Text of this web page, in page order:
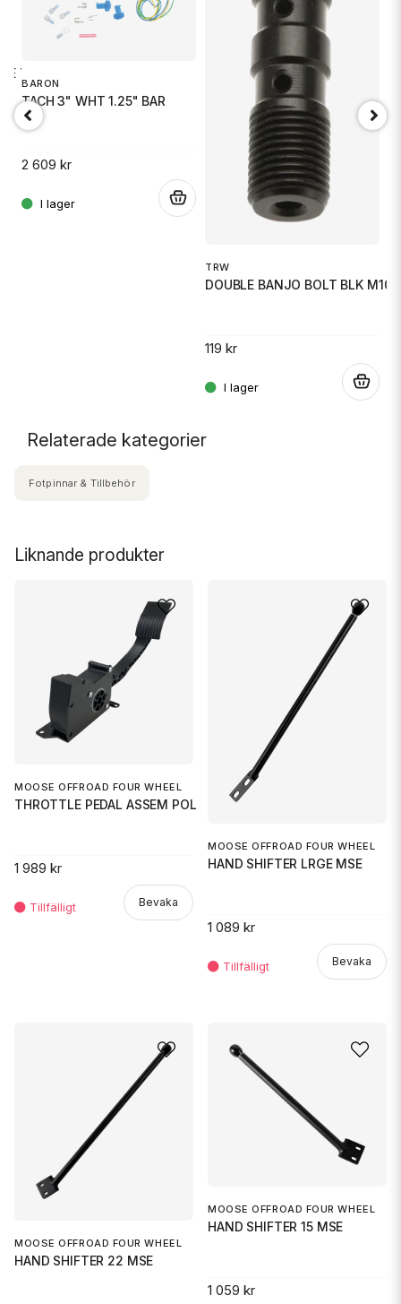
TBW
BARON
TACH 3" WHT 1.25" BAR
2 609 kr
TRW
DOUBLE BANJO BOLT BLK
119 kr
Liknande produkter
MOOSE OFFROAD FOUR WHEEL
THROTTLE PEDAL ASSEM POL
1 989 kr
Bevaka
MOOSE OFFROAD FOUR WHEEL
HAND SHIFTER LRGE MSE
1 089 kr
Bevaka
MOOSE OFFROAD FOUR WHEEL
HAND SHIFTER 22 MSE
MOOSE OFFROAD FOUR WHEEL
HAND SHIFTER 15 MSE
1 059 kr
Relaterade kategorier
Fotpinnar & Tillbehör